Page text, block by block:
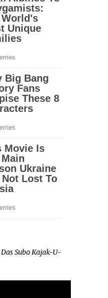
Das Subo Kajak-U-